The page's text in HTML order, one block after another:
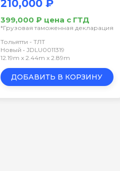
210,000 ₽
399,000 ₽ цена с ГТД
*Грузовая таможенная декларация
Тольятти - ТЛТ
Новый • JDLU0011319
12.19m x 2.44m x 2.89m
ДОБАВИТЬ В КОРЗИНУ